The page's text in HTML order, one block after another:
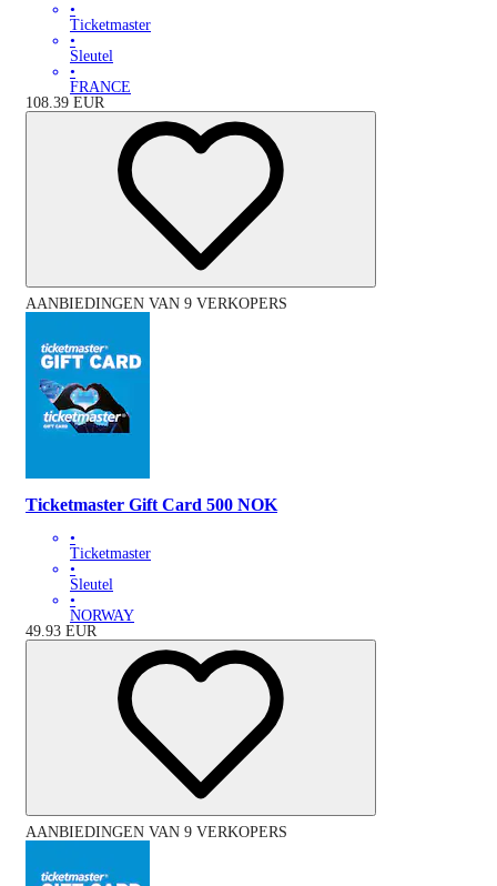
•
Ticketmaster
•
Sleutel
•
FRANCE
108.39 EUR
AANBIEDINGEN VAN 9 VERKOPERS
Ticketmaster Gift Card 500 NOK
•
Ticketmaster
•
Sleutel
•
NORWAY
49.93 EUR
AANBIEDINGEN VAN 9 VERKOPERS